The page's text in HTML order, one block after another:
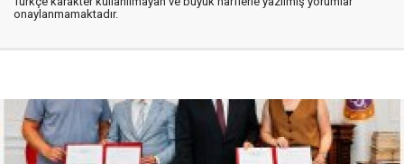
onaylanmamaktadır.